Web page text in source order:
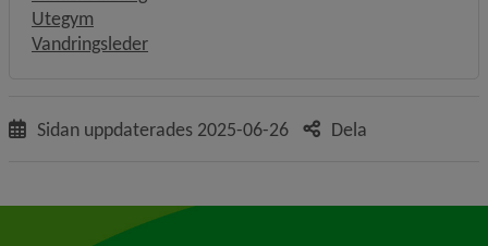
Utegym
Vandringsleder
Sidan uppdaterades 2025-06-26 Dela